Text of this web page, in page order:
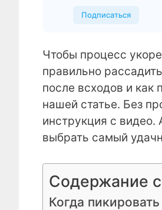
Подписаться
Чтобы процесс
правильно
после всходов и как
нашей статье. Без
инструкция с
выбрать самый
Содержание
Когда